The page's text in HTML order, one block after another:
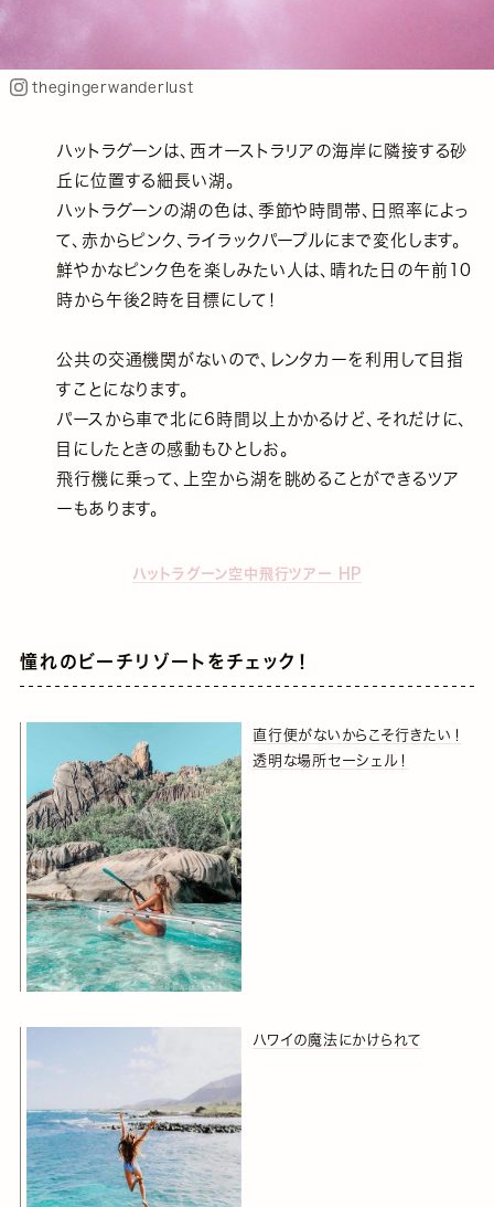
thegingerwanderlust
ハットラグーンは、西オーストラリアの海岸に隣接する砂
丘に位置する細長い湖。
ハットラグーンの湖の色は、季節や時間帯、日照率によっ
て、赤からピンク、ライラックパープルにまで変化します。
鮮やかなピンク色を楽しみたい人は、晴れた日の午前10
時から午後2時を目標にして！
公共の交通機関がないので、レンタカーを利用して目指
すことになります。
パースから車で北に6時間以上かかるけど、それだけに、
目にしたときの感動もひとしお。
飛行機に乗って、上空から湖を眺めることができるツア
ーもあります。
ハットラグーン空中飛行ツアー HP
憧れのビーチリゾートをチェック！
直行便がないからこそ行きたい！
透明な場所セーシェル！
ハワイの魔法にかけられて